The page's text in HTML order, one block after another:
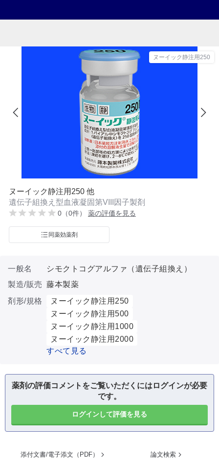
ヌーイック静注用250
ヌーイック静注用250 他
遺伝子組換え型血液凝固第VIII因子製剤
0（0件） 薬の評価を見る
同薬効薬剤
一般名
シモクトコグアルファ（遺伝子組換え）
製造/販売 藤本製薬
剤形/規格
ヌーイック静注用250
ヌーイック静注用500
ヌーイック静注用1000
ヌーイック静注用2000
すべて見る
薬剤の評価コメントをご覧いただくにはログインが必要
です。
ログインして評価を見る
添付文書/電子添文（PDF） 論文検索